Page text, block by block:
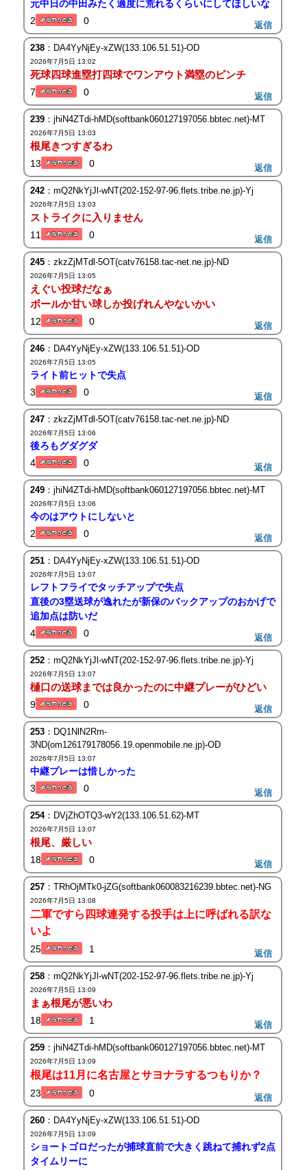
元中日の中田みたく適度に荒れるくらいにしてほしいな
2
0 返信
238：DA4YyNjEy-xZW(133.106.51.51)-OD
2026年7月5日 13:02
死球四球進塁打四球でワンアウト満塁のピンチ
7 0 返信
239：jhiN4ZTdi-hMD(softbank060127197056.bbtec.net)-MT
2026年7月5日 13:03
根尾きつすぎるわ
13 0 返信
242：mQ2NkYjJl-wNT(202-152-97-96.flets.tribe.ne.jp)-Yj
2026年7月5日 13:03
ストライクに入りません
11 0 返信
245：zkzZjMTdl-5OT(catv76158.tac-net.ne.jp)-ND
2026年7月5日 13:05
えぐい投球だなぁ
ボールか甘い球しか投げれんやないかい
12 0 返信
246：DA4YyNjEy-xZW(133.106.51.51)-OD
2026年7月5日 13:05
ライト前ヒットで失点
3
0 返信
247：zkzZjMTdl-5OT(catv76158.tac-net.ne.jp)-ND
2026年7月5日 13:06
後ろもグダグダ
4
0 返信
249：jhiN4ZTdi-hMD(softbank060127197056.bbtec.net)-MT
2026年7月5日 13:06
今のはアウトにしないと
2
0 返信
251：DA4YyNjEy-xZW(133.106.51.51)-OD
2026年7月5日 13:07
レフトフライでタッチアップで失点
直後の3塁送球が逸れたが新保のバックアップのおかげで
追加点は防いだ
4
0 返信
252：mQ2NkYjJl-wNT(202-152-97-96.flets.tribe.ne.jp)-Yj
2026年7月5日 13:07
樋口の送球までは良かったのに中継プレーがひどい
9 0 返信
253：DQ1NlN2Rm-
3ND(om126179178056.19.openmobile.ne.jp)-OD
2026年7月5日 13:07
中継プレーは惜しかった
3
0 返信
254：DVjZhOTQ3-wY2(133.106.51.62)-MT
2026年7月5日 13:07
根尾、厳しい
18 0 返信
257：TRhOjMTk0-jZG(softbank060083216239.bbtec.net)-NG
2026年7月5日 13:08
二軍ですら四球連発する投手は上に呼ばれる訳な
いよ
25 1 返信
258：mQ2NkYjJl-wNT(202-152-97-96.flets.tribe.ne.jp)-Yj
2026年7月5日 13:09
まぁ根尾が悪いわ
18 1 返信
259：jhiN4ZTdi-hMD(softbank060127197056.bbtec.net)-MT
2026年7月5日 13:09
根尾は11月に名古屋とサヨナラするつもりか？
23 0 返信
260：DA4YyNjEy-xZW(133.106.51.51)-OD
2026年7月5日 13:09
ショートゴロだったが捕球直前で大きく跳ねて捕れず2点
タイムリーに